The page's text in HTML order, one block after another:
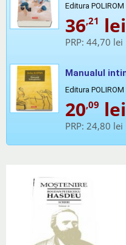
Editura POLIROM
36,21 lei
PRP: 44,70 lei
Manualul
Editura POLIROM
20,09 lei
PRP: 24,80 lei